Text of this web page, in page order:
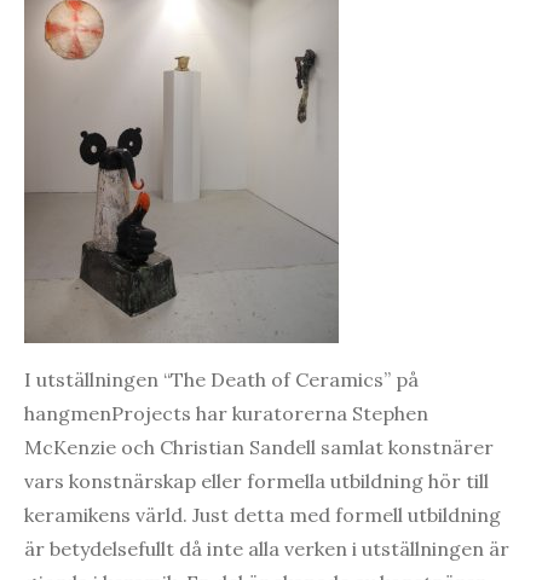
I utställningen “The Death of Ceramics” på
hangmenProjects har kuratorerna Stephen
McKenzie och Christian Sandell samlat konstnärer
vars konstnärskap eller formella utbildning hör till
keramikens värld. Just detta med formell utbildning
är betydelsefullt då inte alla verken i utställningen är